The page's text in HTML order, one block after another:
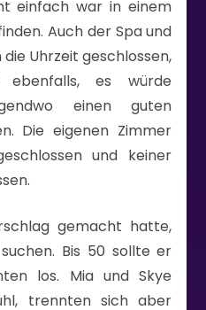
einfach war in einem
Auch der Spa und
Uhrzeit geschlossen,
ebenfalls, es würde
einen guten
Die eigenen Zimmer
und keiner
gemacht hatte,
Bis 50 sollte er
los. Mia und Skye
trennten sich aber